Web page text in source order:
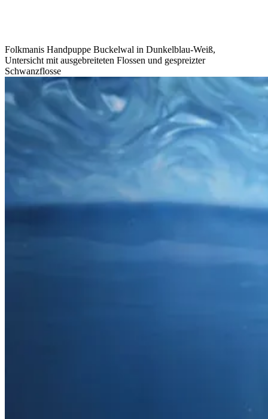
Folkmanis Handpuppe Buckelwal in Dunkelblau-Weiß,
Untersicht mit ausgebreiteten Flossen und gespreizter
Schwanzflosse